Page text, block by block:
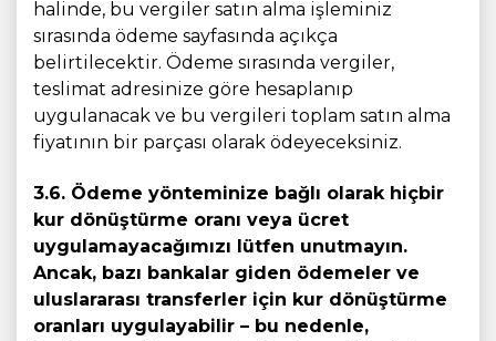
halinde, bu vergiler satın alma işleminiz
sırasında ödeme sayfasında açıkça
belirtilecektir. Ödeme sırasında vergiler,
teslimat adresinize göre hesaplanıp
uygulanacak ve bu vergileri toplam satın alma
fiyatının bir parçası olarak ödeyeceksiniz.
3.6. Ödeme yönteminize bağlı olarak hiçbir
kur dönüştürme oranı veya ücret
uygulamayacağımızı lütfen unutmayın.
Ancak, bazı bankalar giden ödemeler ve
uluslararası transferler için kur dönüştürme
oranları uygulayabilir – bu nedenle,